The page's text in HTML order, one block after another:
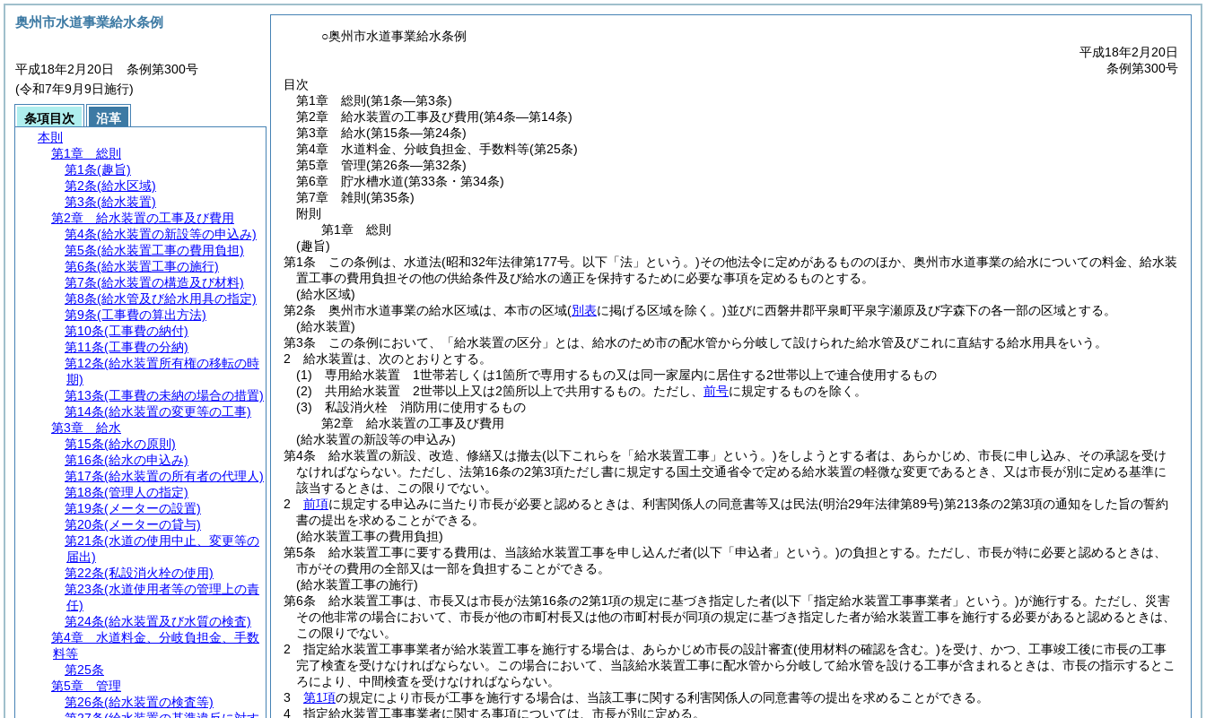
○奥州市水道事業給水条例
平成18年2月20日
条例第300号
目次
第1章
総則 (第1条―第3条)
第2章
給水装置の工事及び費用(第4条―第14条)
第3章
給水(第15条―第24条)
第4章
水道料金、分岐負担金、手数料等(第25条)
第5章
管理(第26条―第32条)
第6章
貯水槽水道(第33条・第34条)
第7章
雑則 (第35条)
附則
第1章
総則
(趣旨)
第1条
この条例は、水道法(昭和32年法律第177号。以下「法」という。)その他法令に定めがあるもののほか、奥州市水道事業の給水についての料金、給水装
置工事の費用負担その他の供給条件及び給水の適正を保持するために必要な事項を定めるものとする。
(給水区域)
第2条
奥州市水道事業の給水区域は、本市の区域(別表に掲げる区域を除く。)並びに西磐井郡平泉町平泉字瀬原及び字森下の各一部の区域とする。
(給水装置)
第3条
この条例において、「給水装置の区分」とは、給水のため市の配水管から分岐して設けられた給水管及びこれに直結する給水用具をいう。
2
給水装置は、次のとおりとする。
(1)
専用給水装置 1世帯若しくは1箇所で専用するもの又は同一家屋内に居住する2世帯以上で連合使用するもの
(2)
共用給水装置 2世帯以上又は2箇所以上で共用するもの。 ただし、 前号に規定するものを除く。
(3)
私設消火栓 消防用に使用するもの
第2章
給水装置の工事及び費用
(給水装置の新設等の申込み)
第4条
給水装置の新設、改造、修繕又は撤去(以下これらを「給水装置工事」という。)をしようとする者は、あらかじめ、市長に申し込み、その承認を受け
なければならない。 ただし、法第16条の2第3項ただし書に規定する国土交通省令で定める給水装置の軽微な変更であるとき、又は市長が別に定める基準に
該当するときは、この限りでない。
2
前項に規定する申込みに当たり市長が必要と認めるときは、利害関係人の同意書等又は民法(明治29年法律第89号)第213条の2第3項の通知をした旨の誓約
書の提出を求めることができる。
(給水装置工事の費用負担)
第5条
給水装置工事に要する費用は、当該給水装置工事を申し込んだ者(以下「申込者」という。)の負担とする。 ただし、市長が特に必要と認めるときは、
市がその費用の全部又は一部を負担することができる。
(給水装置工事の施行)
第6条
給水装置工事は、市長又は市長が法第16条の2第1項の規定に基づき指定した者(以下「指定給水装置工事事業者」という。)が施行する。 ただし、災害
その他非常の場合において、市長が他の市町村長又は他の市町村長が同項の規定に基づき指定した者が給水装置工事を施行する必要があると認めるときは、
この限りでない。
2
指定給水装置工事事業者が給水装置工事を施行する場合は、あらかじめ市長の設計審査(使用材料の確認を含む。)を受け、かつ、工事竣工後に市長の工事
完了検査を受けなければならない。
この場合において、当該給水装置工事に配水管から分岐して給水管を設ける工事が含まれるときは、市長の指示するとこ
ろにより、中間検査を受けなければならない。
3
第1項の規定により市長が工事を施行する場合は、当該工事に関する利害関係人の同意書等の提出を求めることができる。
4
指定給水装置工事事業者に関する事項については、市長が別に定める。
奥州市水道事業給水条例
平成18年2月20日 条例第300号
(令和7年9月9日施行)
条項目次
沿革
本則
第1章
総則
第1条(趣旨)
第2条(給水区域)
第3条(給水装置)
第2章
給水装置の工事及び費用
第4条(給水装置の新設等の申込み)
第5条(給水装置工事の費用負担)
第6条(給水装置工事の施行)
第7条(給水装置の構造及び材料)
第8条(給水管及び給水用具の指定)
第9条(工事費の算出方法)
第10条(工事費の納付)
第11条(工事費の分納)
第12条(給水装置所有権の移転の時
期)
第13条(工事費の未納の場合の措置)
第14条(給水装置の変更等の工事)
第3章
給水
第15条(給水の原則)
第16条(給水の申込み)
第17条(給水装置の所有者の代理人)
第18条(管理人の指定)
第19条(メーターの設置)
第20条(メーターの貸与)
第21条(水道の使用中止、変更等の
届出)
第22条(私設消火栓の使用)
第23条(水道使用者等の管理上の責
任)
第24条(給水装置及び水質の検査)
第4章
水道料金、分岐負担金、手数
料等
第25条
第5章
管理
第26条(給水装置の検査等)